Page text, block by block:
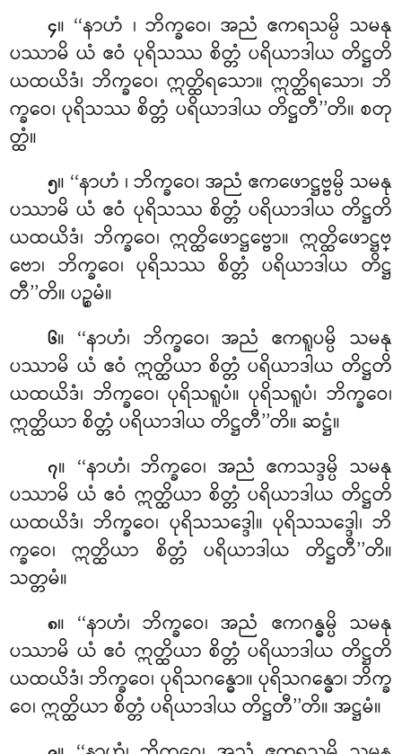
၄။ ‘‘နာဟံ ၊ ဘိက္ခဝေ၊ အညံ ဧကရသမ္ပိ သမနု
ပဿာမိ ယံ ဧဝံ ပုရိသဿ စိတ္တံ ပရိယာဒါယ တိဋ္ဌတိ
ယထယိဒံ၊ ဘိက္ခဝေ၊ ဣတ္ထိရသော။ ဣတ္ထိရသော၊ ဘိ
က္ခဝေ၊ ပုရိသဿ စိတ္တံ ပရိယာဒါယ တိဋ္ဌတီ’’တိ။ စတု
တ္ထံ။
၅။ ‘‘နာဟံ ၊ ဘိက္ခဝေ၊ အညံ ဧကဖောဋ္ဌဗ္ဗမ္ပိ သမနု
ပဿာမိ ယံ ဧဝံ ပုရိသဿ စိတ္တံ ပရိယာဒါယ တိဋ္ဌတိ
ယထယိဒံ၊ ဘိက္ခဝေ၊ ဣတ္ထိဖောဋ္ဌဗ္ဗော။ ဣတ္ထိဖောဋ္ဌဗ္
ဗော၊ ဘိက္ခဝေ၊ ပုရိသဿ စိတ္တံ ပရိယာဒါယ တိဋ္ဌ
တီ’’တိ။ ပဉ္စမံ။
၆။ ‘‘နာဟံ၊ ဘိက္ခဝေ၊ အညံ ဧကရူပမ္ပိ သမနု
ပဿာမိ ယံ ဧဝံ ဣတ္ထိယာ စိတ္တံ ပရိယာဒါယ တိဋ္ဌတိ
ယထယိဒံ၊ ဘိက္ခဝေ၊ ပုရိသရူပံ။ ပုရိသရူပံ၊ ဘိက္ခဝေ၊
ဣတ္ထိယာ စိတ္တံ ပရိယာဒါယ တိဋ္ဌတီ’’တိ။ ဆဋ္ဌံ။
၇။ ‘‘နာဟံ၊ ဘိက္ခဝေ၊ အညံ ဧကသဒ္ဒမ္ပိ သမနု
ပဿာမိ ယံ ဧဝံ ဣတ္ထိယာ စိတ္တံ ပရိယာဒါယ တိဋ္ဌတိ
ယထယိဒံ၊ ဘိက္ခဝေ၊ ပုရိသသဒ္ဒေါ။ ပုရိသသဒ္ဒေါ၊ ဘိ
က္ခဝေ၊ ဣတ္ထိယာ စိတ္တံ ပရိယာဒါယ တိဋ္ဌတီ’’တိ။
သတ္တမံ။
၈။ ‘‘နာဟံ၊ ဘိက္ခဝေ၊ အညံ ဧကဂန္ဓမ္ပိ သမနု
ပဿာမိ ယံ ဧဝံ ဣတ္ထိယာ စိတ္တံ ပရိယာဒါယ တိဋ္ဌတိ
ယထယိဒံ၊ ဘိက္ခဝေ၊ ပုရိသဂန္ဓော။ ပုရိသဂန္ဓော၊ ဘိက္ခ
ဝေ၊ ဣတ္ထိယာ စိတ္တံ ပရိယာဒါယ တိဋ္ဌတီ’’တိ။ အဋ္ဌမံ။